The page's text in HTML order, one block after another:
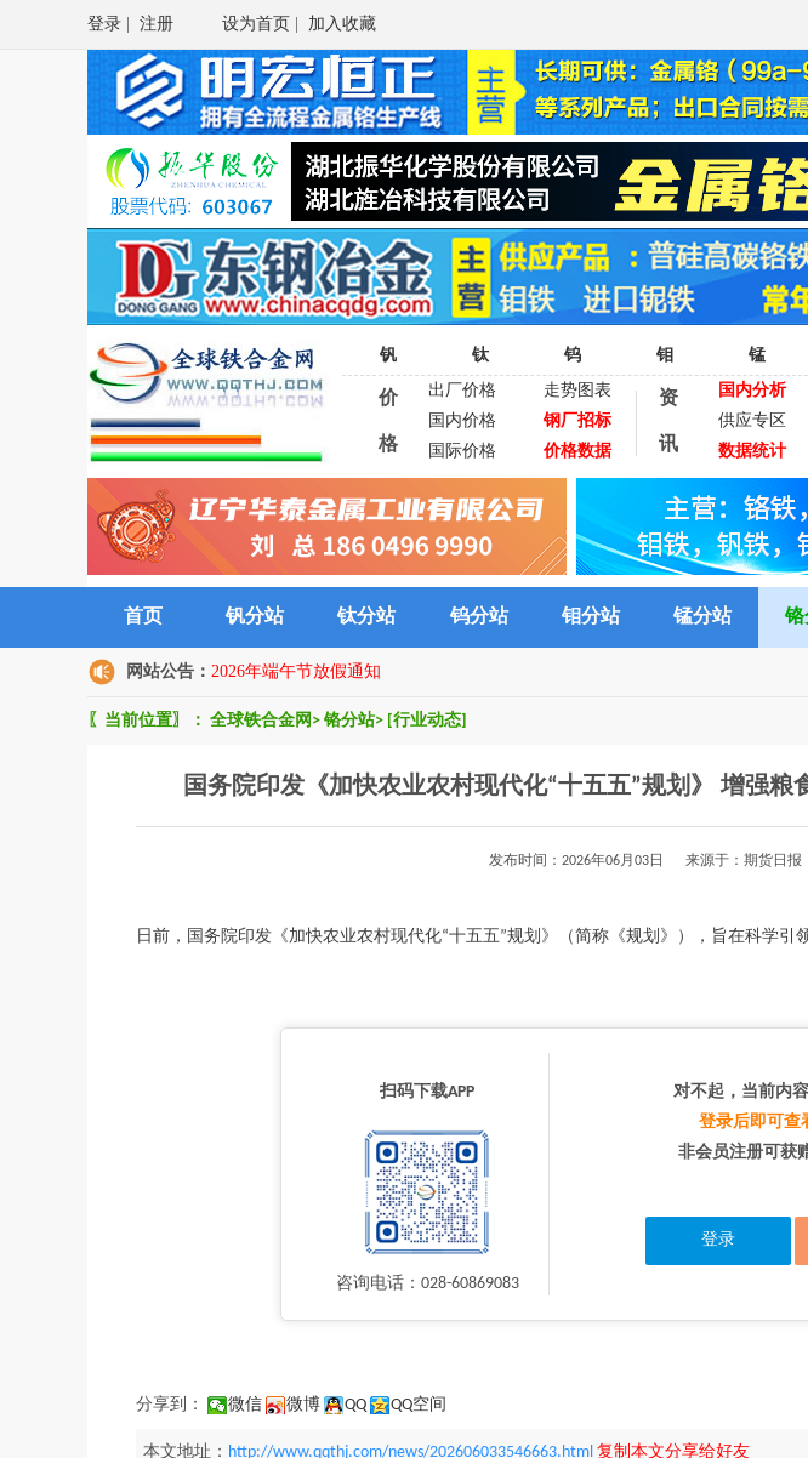
登录 注册 设为首页 加入收藏
钒 钛 钨 钼 锰
价
格
出厂价格
走势图表
国内价格
钢厂招标
国际价格
价格数据
资
讯
国内分析
供应专区
数据统计
首页 钒分站 钛分站 钨分站 钼分站 锰分站 铬
网站公告： 2026年端午节放假通知
〖当前位置〗： 全球铁合金网 > 铬分站> [行业动态]
国务院印发《加快农业农村现代化“十五五”规划》 增强粮
发布时间：2026年06月03日 来源于：期货日报
日前，国务院印发《加快农业农村现代化“十五五”规划》（简称《规划》），旨在科学引
扫码下载APP
咨询电话：028-60869083
对不起，当前内
登录后即可查
非会员注册可获
登录
分享到： 微信 微博 QQ QQ空间
本文地址： http://www.qqthj.com/news/202606033546663.html 复制本文分享给好友